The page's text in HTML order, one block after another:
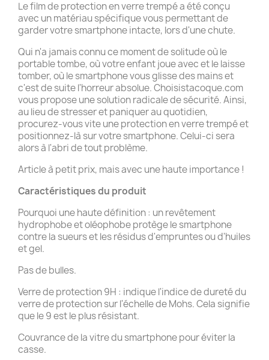
Le film de protection en verre trempé a été conçu
avec un matériau spécifique vous permettant de
garder votre smartphone intacte, lors d'une chute.
Qui n'a jamais connu ce moment de solitude où le
portable tombe, où votre enfant joue avec et le laisse
tomber, où le smartphone vous glisse des mains et
c'est de suite l'horreur absolue. Choisistacoque.com
vous propose une solution radicale de sécurité. Ainsi,
au lieu de stresser et paniquer au quotidien,
procurez-vous vite une protection en verre trempé et
positionnez-là sur votre smartphone. Celui-ci sera
alors à l'abri de tout problème.
Article à petit prix, mais avec une haute importance !
Caractéristiques du produit
Pourquoi une haute définition : un revêtement
hydrophobe et oléophobe protège le smartphone
contre la sueurs et les résidus d'empruntes ou d'huiles
et gel.
Pas de bulles.
Verre de protection 9H : indique l'indice de dureté du
verre de protection sur l'échelle de Mohs. Cela signifie
que le 9 est le plus résistant.
Couvrance de la vitre du smartphone pour éviter la
casse.